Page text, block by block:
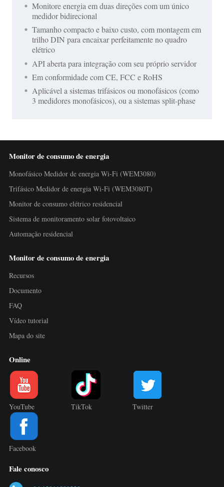
Monitore energia em duas direções com um único
medidor bidirecional
Tamanho compacto e baixo custo, com montagem em
trilho DIN para encaixar perfeitamente no quadro
elétrico
API aberta para integração com seu próprio servidor
Em conformidade com CE, FCC e RoHS
Aplicável a sistemas trifásicos ou monofásicos (como
3 medidores monofásicos), ou a sistemas split-phase
Monitor de consumo de energia
Monofásico Medidor de energia Wi-Fi (WEM3080)
Trifásico Medidor de energia Wi-Fi (WEM3080T)
Monitor de consumo elétrico residencial
Sistema de monitoramento solar fotovoltaico
Automação residencial
Monitor de consumo de energia
Recursos
Documento
FAQ
Vídeo tutorial
Mapa do site
Online
YouTube TikTok Twitter
Facebook
Fale conosco